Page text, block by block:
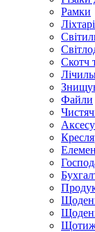
Рамки
Скотч
Файли